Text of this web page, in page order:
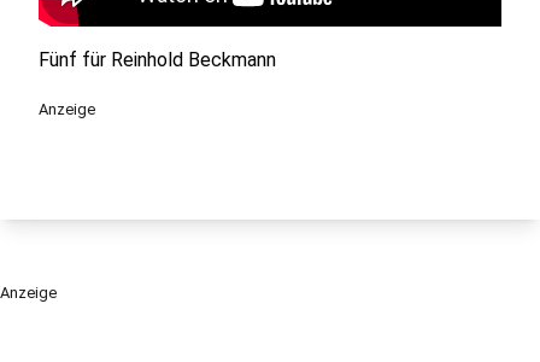
Fünf für Reinhold Beckmann
Anzeige
Anzeige